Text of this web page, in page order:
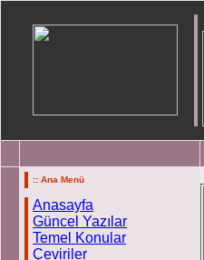
:: Ana Menü
Anasayfa
Güncel Yazılar
Temel Konular
Çeviriler